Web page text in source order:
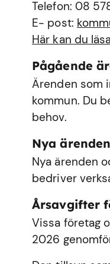
Telefon: 08
E- post:
Här kan du
Pågående
Ärenden som
kommun. Du
behov.
Nya ärenden
Nya ärenden
bedriver
Årsavgifter
Vissa företag
2026